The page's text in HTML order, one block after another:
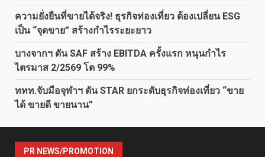
ความยั่งยืนที่ขายได้จริง! ธุรกิจท่องเที่ยว ต้องเปลี่ยน ESG
เป็น “จุดขาย” สร้างกำไรระยะยาว
บางจากฯ ดัน SAF สร้าง EBITDA ครั้งแรก หนุนกำไร
ไตรมาส 2/2569 โต 99%
ททท.จับมือจุฬาฯ ดัน STAR ยกระดับธุรกิจท่องเที่ยว “ขาย
ได้ ขายดี ขายนาน”
PR NEWS/PROMOTION